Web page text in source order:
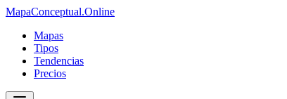
MapaConceptual.Online
Mapas
Tipos
Tendencias
Precios